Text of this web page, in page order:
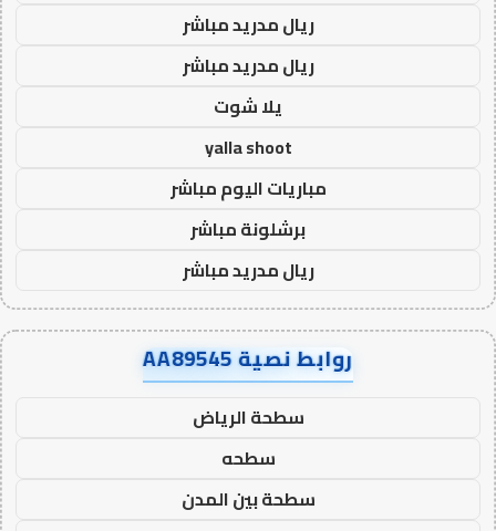
ريال مدريد مباشر
ريال مدريد مباشر
يلا شوت
yalla shoot
مباريات اليوم مباشر
برشلونة مباشر
ريال مدريد مباشر
روابط نصية AA89545
سطحة الرياض
سطحه
سطحة بين المدن